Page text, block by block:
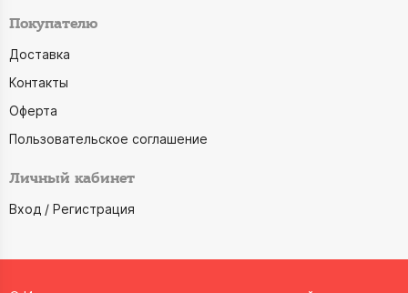
Покупателю
Доставка
Контакты
Оферта
Пользовательское соглашение
Личный кабинет
Вход / Регистрация